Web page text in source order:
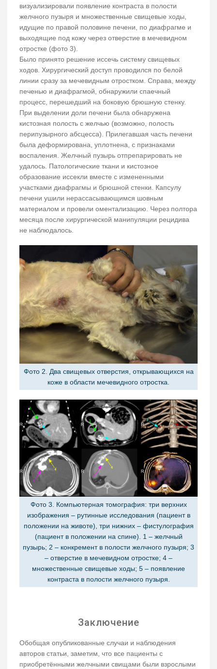
визуализировали появление контраста в полости
желчного пузыря и множественные свищевые ходы,
идущие по правой половине печени, по диафрагме и
выходящие под кожу через отверстие в мечевидном
отростке (фото 3).
Было принято решение иссечь систему свищевых
ходов. Хирургический доступ проводился по белой
линии сразу за мечевидным отростком. Справа, между
печенью и диафрагмой, обнаружили спаечный
процесс, перешедший на боковую брюшную стенку.
При выделении доли печени была обнаружена
кистозная полость с желчью (возможно, полость
перипузырного абсцесса). Прилегавшая часть печени
была деформирована, уплотнена, с признаками
воспаления. Желчный пузырь отпрепарировать не
удалось. Патологические ткани и кистозное
образование иссекли вместе с измененными
участками диафрагмы и брюшной стенки. Капсулу
печени ушили нерассасывающимся шовным
материалом и провели оментализацию. Через полтора
месяца после хирургической манипуляции рецидива
не наблюдалось.
Фото 2. Два свищевых отверстия, открывающихся на
коже в области мечевидного отростка.
Фото 3. Компьютерная томография: три верхних
изображения – рутинные исследования (пациент в
положении на животе), три нижних – фистулография
(пациент в положении на спине). 1 – желчный
пузырь; 2 – конкремент в полости желчного пузыря; 3
– отверстие в мечевидном отростке; 4 –
множественные свищевые ходы; 5 – появление
контраста в полости желчного пузыря.
Заключение
Обобщая опубликованные случаи и наблюдения
авторов статьи, заметим, что все пациенты с
приобретёнными желчными свищами были взрослыми